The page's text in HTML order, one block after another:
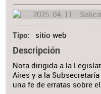
Tipo sitio web
Descripción
Nota dirigida a la
Aires y a la
una fe de erratas sobre